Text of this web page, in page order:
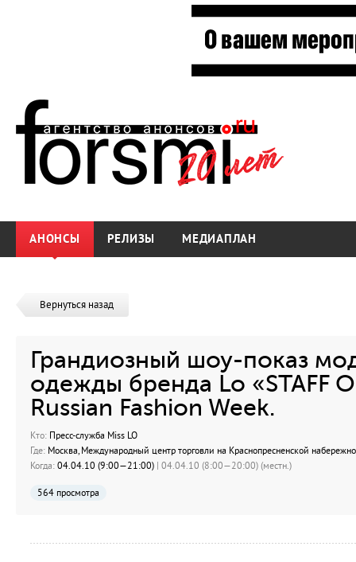
АНОНСЫ РЕЛИЗЫ МЕДИАПЛАН
Вернуться назад
Грандиозный шоу-показ
одежды бренда Lo «STAFF
Russian Fashion Week.
Кто: Пресс-служба Miss LO
Где: Москва, Международный центр торговли на Краснопресненской
Когда: 04.04.10 (9:00—21:00) | 04.04.10 (8:00—20:00) (местн.)
564 просмотра